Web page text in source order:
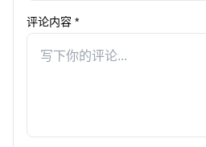
评论内容 *